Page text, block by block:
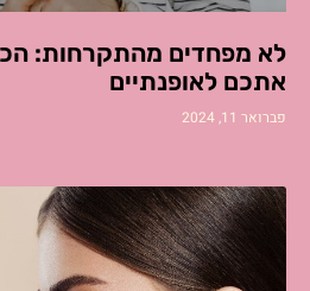
לא מפחדים מהתקרחות:
אתכם לאופנתיים
פברואר 11, 2024